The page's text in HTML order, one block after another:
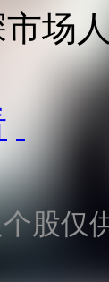
场
股仅